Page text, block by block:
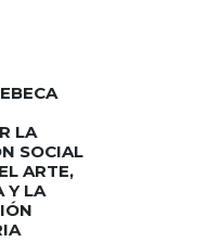
LA
SOCIAL
ARTE,
Y LA